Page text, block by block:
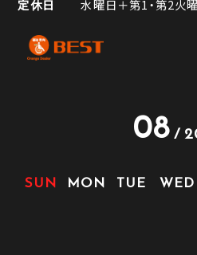
定休日
水曜日＋第1・第2火
08
SUN MON TUE WED